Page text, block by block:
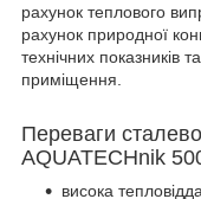
рахунок теплового
рахунок природної
технічних показників
приміщення.
Переваги
AQUATECHnik
висока